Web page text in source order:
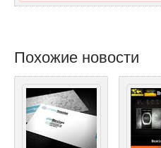
Похожие новости